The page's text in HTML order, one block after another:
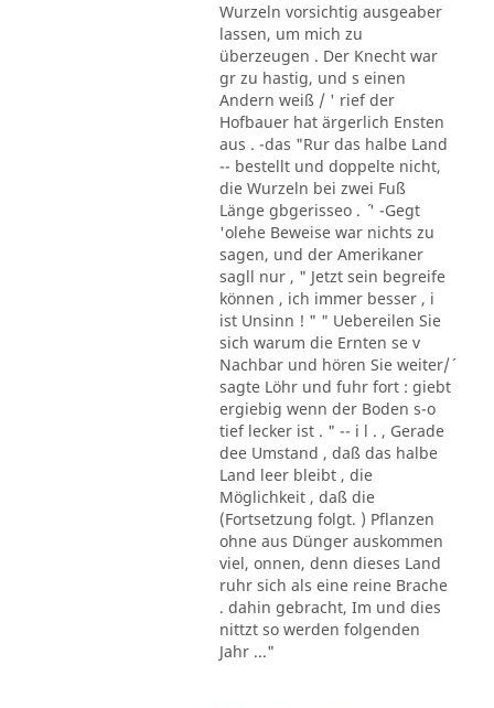
Wurzeln vorsichtig ausgeaber
lassen, um mich zu
überzeugen . Der Knecht war
gr zu hastig, und s einen
Andern weiß / ' rief der
Hofbauer hat ärgerlich Ensten
aus . -das "Rur das halbe Land
-- bestellt und doppelte nicht,
die Wurzeln bei zwei Fuß
Länge gbgerisseo . ´ ' -Gegt
'olehe Beweise war nichts zu
sagen, und der Amerikaner
sagll nur , " Jetzt sein begreife
können , ich immer besser , i
ist Unsinn ! " " Uebereilen Sie
sich warum die Ernten se v
Nachbar und hören Sie weiter/´
sagte Löhr und fuhr fort : giebt
ergiebig wenn der Boden s-o
tief lecker ist . " -- i l . , Gerade
dee Umstand , daß das halbe
Land leer bleibt , die
Möglichkeit , daß die
(Fortsetzung folgt. ) Pflanzen
ohne aus Dünger auskommen
viel, onnen, denn dieses Land
ruhr sich als eine reine Brache
. dahin gebracht, Im und dies
nittzt so werden folgenden
Jahr ..."